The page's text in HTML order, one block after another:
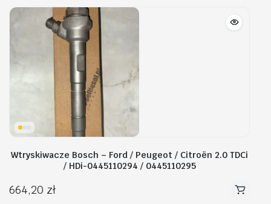
Wtryskiwacze Bosch – Ford / Peugeot / Citroën 2.0 TDCi
/ HDi-0445110294 / 0445110295
664,20 zł